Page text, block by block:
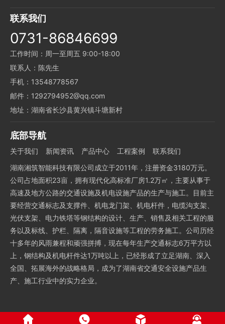
联系我们
0731-86846699
工作时间：周一至周五 9:00-18:00
联系人：陈先生
手机：13548778567
邮件：1292794952@qq.com
地址：湖南省长沙县黄兴镇斗塘新村
底部导航
关于我们 新闻资讯 产品中心 工程案例
联系我们
湖南湘筑智能科技有限公司成立于2011年，注册资金3180万元。
公司占地面积23亩，拥有现代化高标准厂房1.2万㎡，主要从事于
高速及地方公路的交通设施及机电设施产品的生产与施工。目前主
要经营交通标志及支撑件、机电龙门架、机电杆件，电缆沟支架、
光伏支架、电力铁塔等钢结构的设计、生产、销售及相关工程的服
务以及标线、护栏、隔离，隔音设施等工程的劳务施工。公司历经
十多年的风雨兼程和顽强拼搏，现在每年生产交通标志6万平方以
上，钢结构及机电杆件达1万吨以上，已经形成了立足湖南、深入
全国、拓展海外的战略格局，成为了湖南省交通安全设施产品生
产、施工行业中的实力企业。